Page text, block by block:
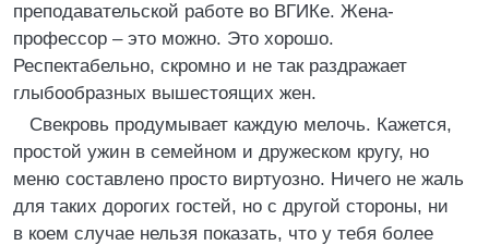
преподавательской работе во ВГИКе. Жена-
профессор – это можно. Это хорошо.
Респектабельно, скромно и не так раздражает
глыбообразных вышестоящих жен.
Свекровь продумывает каждую мелочь. Кажется,
простой ужин в семейном и дружеском кругу, но
меню составлено просто виртуозно. Ничего не жаль
для таких дорогих гостей, но с другой стороны, ни
в коем случае нельзя показать, что у тебя более